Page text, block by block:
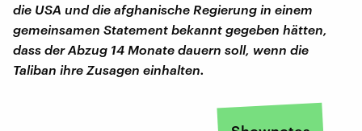
die USA und die afghanische Regierung in einem
gemeinsamen Statement bekannt gegeben hätten,
dass der Abzug 14 Monate dauern soll, wenn die
Taliban ihre Zusagen einhalten.